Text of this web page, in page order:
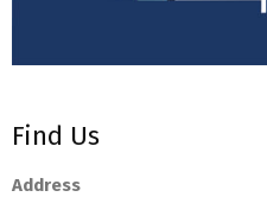
Find Us
Address